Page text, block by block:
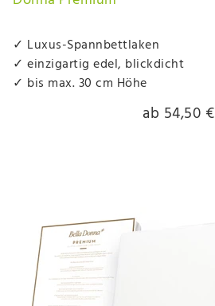
✓ Luxus-Spannbettlaken
✓ einzigartig edel, blickdicht
✓ bis max. 30 cm Höhe
ab 54,50 €